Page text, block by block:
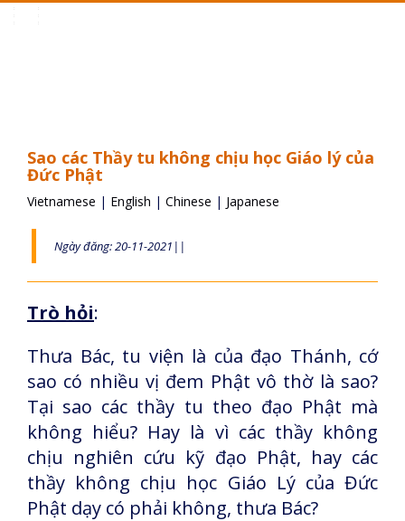
Sao các Thầy tu không chịu học Giáo lý của
Đức Phật
Vietnamese | English | Chinese | Japanese
Ngày đăng: 20-11-2021||
Trò hỏi:
Thưa Bác, tu viện là của đạo Thánh, cớ
sao có nhiều vị đem Phật vô thờ là sao?
Tại sao các thầy tu theo đạo Phật mà
không hiểu? Hay là vì các thầy không
chịu nghiên cứu kỹ đạo Phật, hay các
thầy không chịu học Giáo Lý của Đức
Phật dạy có phải không, thưa Bác?